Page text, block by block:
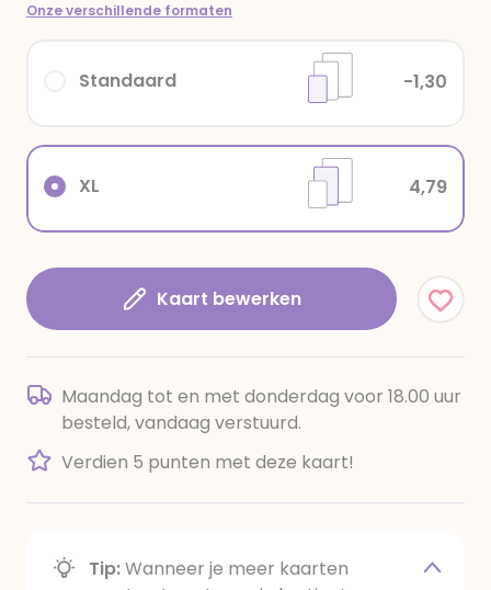
Onze verschillende formaten
XL 4,79
Standaard -1,30
Kaart bewerken
Maandag tot en met donderdag voor 18.00 uur
besteld, vandaag verstuurd.
Verdien 5 punten met deze kaart!
Tip:Wanneer je meer kaarten